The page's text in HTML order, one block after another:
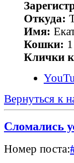
Откуда:
Имя:
Кошки: 1
Клички
Вернуться к
Сломались
Номер поста: